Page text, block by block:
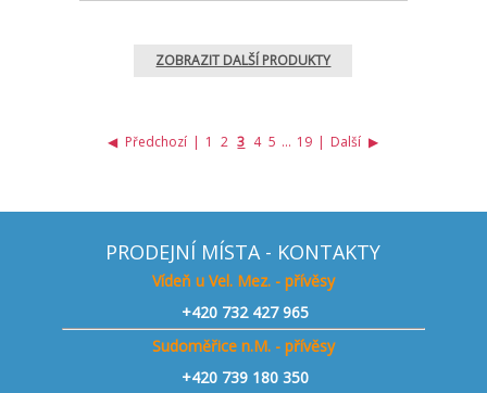
ZOBRAZIT DALŠÍ PRODUKTY
◀ Předchozí | 1 2 3 4 5 ... 19 | Další ▶
PRODEJNÍ MÍSTA - KONTAKTY
Vídeň u Vel. Mez. - přívěsy
+420 732 427 965
Sudoměřice n.M. - přívěsy
+420 739 180 350